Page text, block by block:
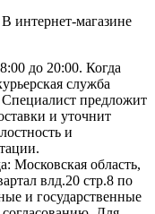
интернет-магазине
до 20:00. Когда
служба
Специалист предложит
и уточнит
и
Московская область,
влд.20 стр.8 по
и государственные